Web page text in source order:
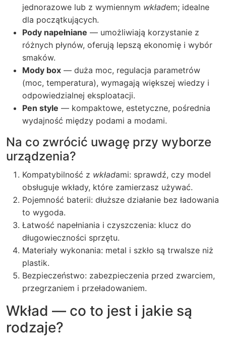
jednorazowe lub z wymiennym wkładem; idealne
dla początkujących.
Pody napełniane — umożliwiają korzystanie z
różnych płynów, oferują lepszą ekonomię i wybór
smaków.
Mody box — duża moc, regulacja parametrów
(moc, temperatura), wymagają większej wiedzy i
odpowiedzialnej eksploatacji.
Pen style — kompaktowe, estetyczne, pośrednia
wydajność między podami a modami.
Na co zwrócić uwagę przy wyborze
urządzenia?
Kompatybilność z wkładami: sprawdź, czy model
obsługuje wkłady, które zamierzasz używać.
Pojemność baterii: dłuższe działanie bez ładowania
to wygoda.
Łatwość napełniania i czyszczenia: klucz do
długowieczności sprzętu.
Materiały wykonania: metal i szkło są trwalsze niż
plastik.
Bezpieczeństwo: zabezpieczenia przed zwarciem,
przegrzaniem i przeładowaniem.
Wkład — co to jest i jakie są
rodzaje?